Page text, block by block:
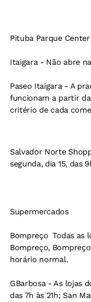
Pituba Parque
Itaigara - Não abre
Paseo Itaigara - A
funcionam a partir
critério de cada
Salvador Norte
segunda,
Supermercados
Bompreço  Todas as
Bompreço,
horário normal.
GBarbosa - As lojas
das 7h às 21h; San